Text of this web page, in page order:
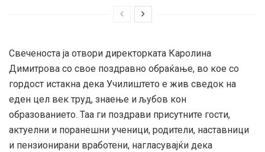
Свеченоста ја отвори директорката Каролина
Димитрова со свое поздравно обраќање, во кое со
гордост истакна дека Училиштето е жив сведок на
еден цел век труд, знаење и љубов кон
образованието. Таа ги поздрави присутните гости,
актуелни и поранешни ученици, родители, наставници
и пензионирани вработени, нагласувајќи дека